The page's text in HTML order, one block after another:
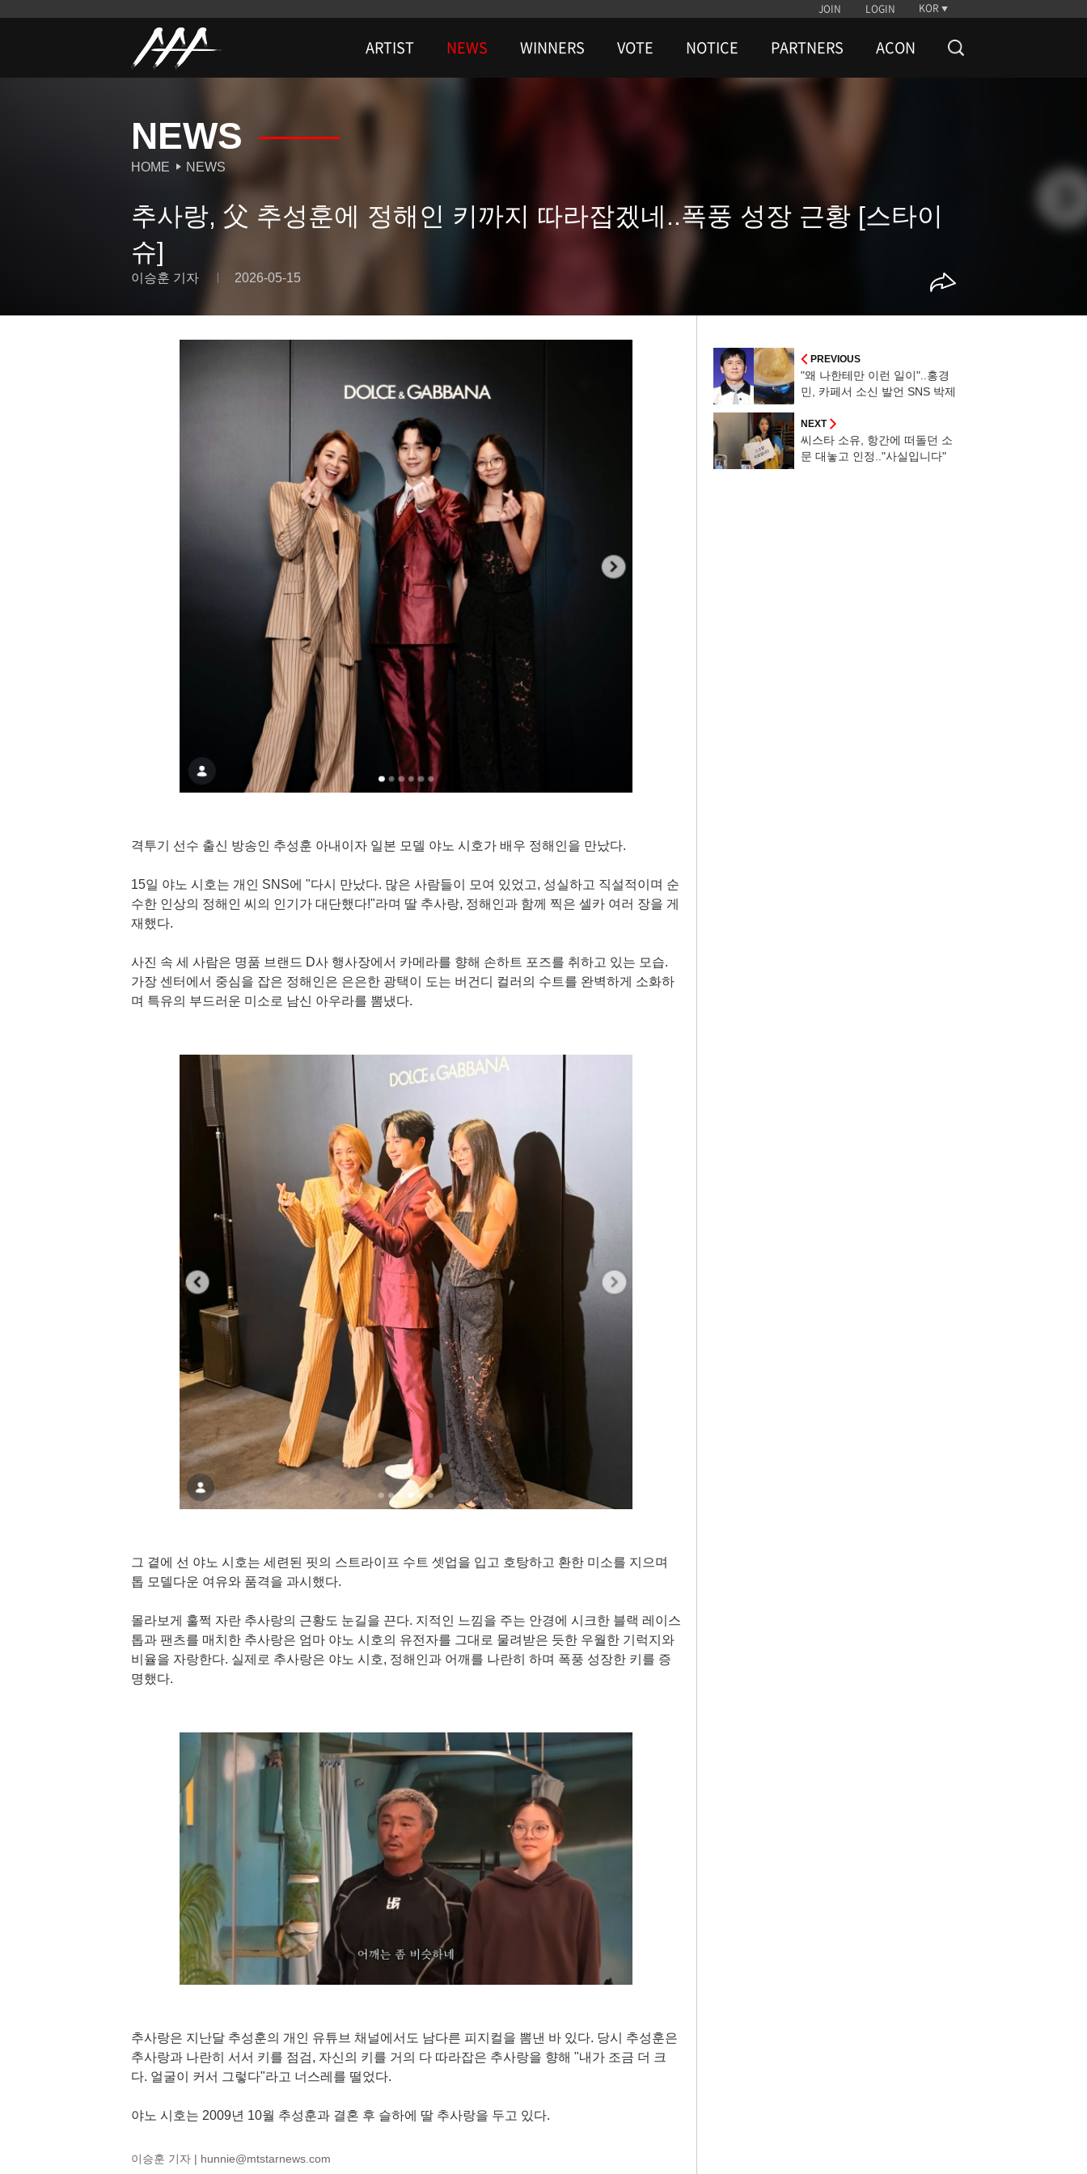
JOIN LOGIN KOR
ARTIST NEWS WINNERS VOTE NOTICE PARTNERS ACON
NEWS
HOME NEWS
추사랑, 父 추성훈에 정해인 키까지 따라잡겠네..폭풍 성장 근황 [스타이
슈]
이승훈 기자 2026-05-15
격투기 선수 출신 방송인 추성훈 아내이자 일본 모델 야노 시호가 배우 정해인을 만났다.
15일 야노 시호는 개인 SNS에 "다시 만났다. 많은 사람들이 모여 있었고, 성실하고 직설적이며 순
수한 인상의 정해인 씨의 인기가 대단했다!"라며 딸 추사랑, 정해인과 함께 찍은 셀카 여러 장을 게
재했다.
사진 속 세 사람은 명품 브랜드 D사 행사장에서 카메라를 향해 손하트 포즈를 취하고 있는 모습.
가장 센터에서 중심을 잡은 정해인은 은은한 광택이 도는 버건디 컬러의 수트를 완벽하게 소화하
며 특유의 부드러운 미소로 남신 아우라를 뽐냈다.
그 곁에 선 야노 시호는 세련된 핏의 스트라이프 수트 셋업을 입고 호탕하고 환한 미소를 지으며
톱 모델다운 여유와 품격을 과시했다.
몰라보게 훌쩍 자란 추사랑의 근황도 눈길을 끈다. 지적인 느낌을 주는 안경에 시크한 블랙 레이스
톱과 팬츠를 매치한 추사랑은 엄마 야노 시호의 유전자를 그대로 물려받은 듯한 우월한 기럭지와
비율을 자랑한다. 실제로 추사랑은 야노 시호, 정해인과 어깨를 나란히 하며 폭풍 성장한 키를 증
명했다.
추사랑은 지난달 추성훈의 개인 유튜브 채널에서도 남다른 피지컬을 뽐낸 바 있다. 당시 추성훈은
추사랑과 나란히 서서 키를 점검, 자신의 키를 거의 다 따라잡은 추사랑을 향해 "내가 조금 더 크
다. 얼굴이 커서 그렇다"라고 너스레를 떨었다.
야노 시호는 2009년 10월 추성훈과 결혼 후 슬하에 딸 추사랑을 두고 있다.
이승훈 기자 | hunnie@mtstarnews.com
PREVIOUS
"왜 나한테만 이런 일이"..홍경
민, 카페서 소신 발언 SNS 박제
NEXT
씨스타 소유, 항간에 떠돌던 소
문 대놓고 인정.."사실입니다"